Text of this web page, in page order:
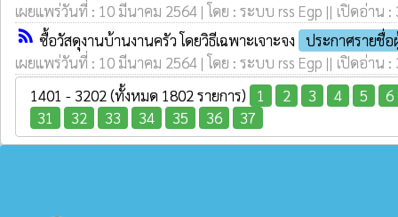
เผยแพร่วันที่ : 10 มีนาคม 2564 | โดย : ระบบ rss Egp || เปิดอ่าน :
rss_feed ซื้อวัสดุงานบ้านงานครัว โดยวิธีเฉพาะเจาะจง
ประกาศรายชื่
เผยแพร่วันที่ : 10 มีนาคม 2564 | โดย : ระบบ rss Egp || เปิดอ่าน :
1401 - 3202 (ทั้งหมด 1802 รายการ)
1 2 3 4 5
6
31
32 33 34 35 36 37